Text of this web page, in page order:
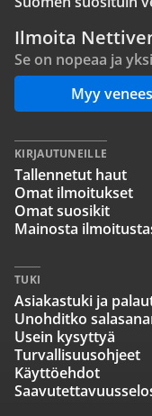
Ilmoita
Se on nopeaa ja
Myy
KIRJAUTUNEILLE
Tallennetut haut
Omat ilmoitukset
Omat suosikit
Mainosta
TUKI
Asiakastuki ja
Unohditko
Usein kysyttyä
Turvallisuusohjeet
Käyttöehdot